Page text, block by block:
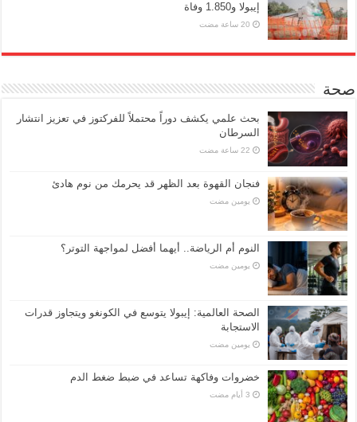
إيبولا و1.850 وفاة
صحة
بحث علمي يكشف دوراً محتملاً للفركتوز في تعزيز انتشار
السرطان
فنجان القهوة بعد الظهر قد يحرمك من نوم هادئ
‏يومين مضت
النوم أم الرياضة.. أيهما أفضل لمواجهة التوتر؟
‏يومين مضت
الصحة العالمية: إيبولا يتوسع في الكونغو ويتجاوز قدرات
الاستجابة
‏يومين مضت
خضروات وفاكهة تساعد في ضبط ضغط الدم